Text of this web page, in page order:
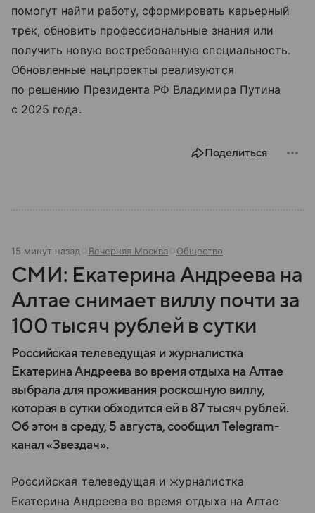
помогут найти работу, сформировать карьерный
трек, обновить профессиональные знания или
получить новую востребованную специальность.
Обновленные нацпроекты реализуются
по решению Президента РФ Владимира Путина
с 2025 года.
Поделиться
15 минут назад Вечерняя Москва Общество
СМИ: Екатерина Андреева на
Алтае снимает виллу почти за
100 тысяч рублей в сутки
Российская телеведущая и журналистка
Екатерина Андреева во время отдыха на Алтае
выбрала для проживания роскошную виллу,
которая в сутки обходится ей в 87 тысяч рублей.
Об этом в среду, 5 августа, сообщил Telegram-
канал «Звездач».
Российская телеведущая и журналистка
Екатерина Андреева во время отдыха на Алтае